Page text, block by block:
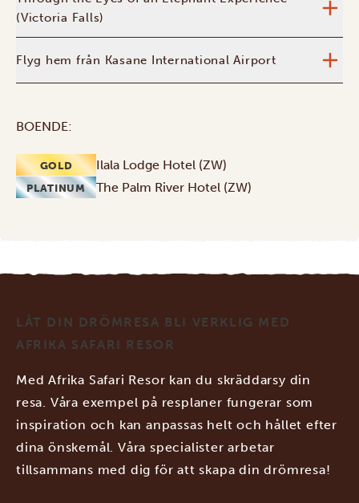
(Victoria Falls)
Flyg hem från Kasane International Airport
BOENDE:
GOLD Ilala Lodge Hotel (ZW)
PLATINUM The Palm River Hotel (ZW)
LÅT DIN DRÖMRESA BLI VERKLIG MED
AFRIKA SAFARI RESOR
Med Afrika Safari Resor kan du skräddarsy din
resa. Våra exempel på resplaner fungerar som
inspiration och kan anpassas helt och hållet efter
dina önskemål. Våra specialister arbetar
tillsammans med dig för att skapa din drömresa!